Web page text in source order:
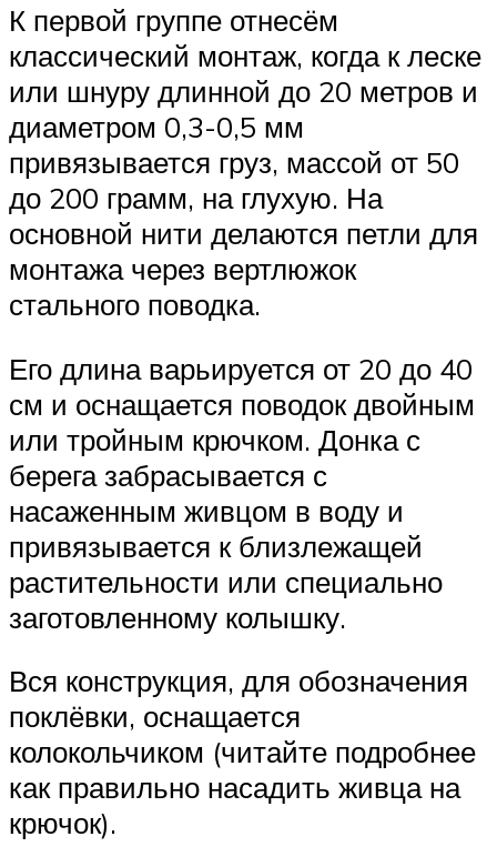
К первой группе отнесём
классический монтаж, когда к леске
или шнуру длинной до 20 метров и
диаметром 0,3-0,5 мм
привязывается груз, массой от 50
до 200 грамм, на глухую. На
основной нити делаются петли для
монтажа через вертлюжок
стального поводка.
Его длина варьируется от 20 до 40
см и оснащается поводок двойным
или тройным крючком. Донка с
берега забрасывается с
насаженным живцом в воду и
привязывается к близлежащей
растительности или специально
заготовленному колышку.
Вся конструкция, для обозначения
поклёвки, оснащается
колокольчиком (читайте подробнее
как правильно насадить живца на
крючок).